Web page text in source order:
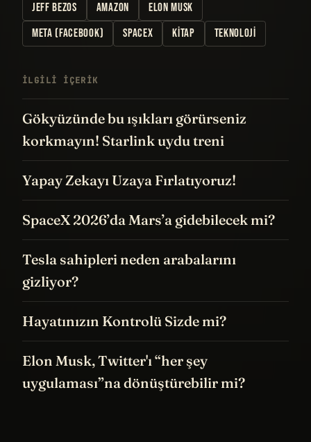
JEFF BEZOS AMAZON
ELON MUSK
META (FACEBOOK)
SPACEX KITAP TEKNOLOJI
İLGILI IÇERIK
Gökyüzünde bu ışıkları görürseniz
korkmayın! Starlink uydu treni
Yapay Zekayı Uzaya Fırlatıyoruz!
SpaceX 2026’da Mars’a gidebilecek mi?
Tesla sahipleri neden arabalarını
gizliyor?
Hayatınızın Kontrolü Sizde mi?
Elon Musk, Twitter'ı “her şey
uygulaması”na dönüştürebilir mi?